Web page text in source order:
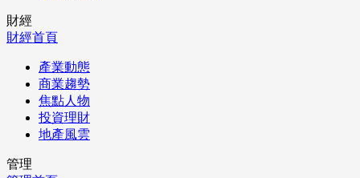
財經
財經首頁
產業動態
商業趨勢
焦點人物
投資理財
地產風雲
管理